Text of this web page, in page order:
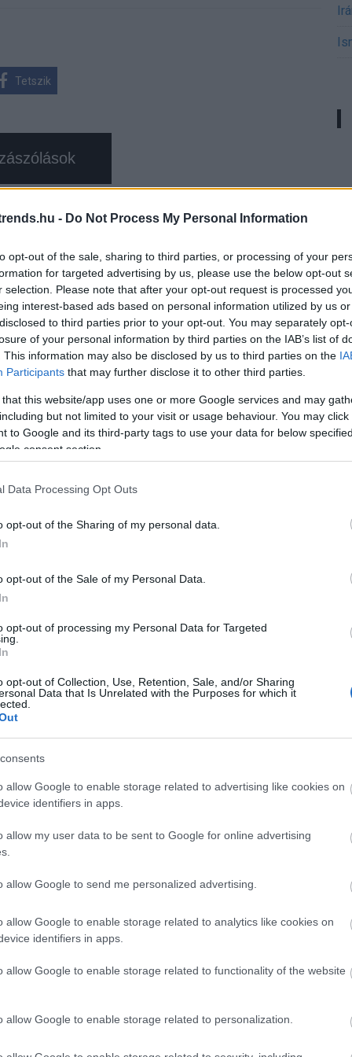
- Do Not Process My Personal Information
opt-out of the sale, sharing to third parties, or processing of your
for targeted advertising by us, please use the below opt-out
selection. Please note that after your opt-out request is processed
interest-based ads based on personal information utilized by us
to third parties prior to your opt-out. You may separately
of your personal information by third parties on the IAB’s list of
This information may also be disclosed by us to third parties on the
Participants that may further disclose it to other third parties.
that this website/app uses one or more Google services and may
but not limited to your visit or usage behaviour. You may
to Google and its third-party tags to use your data for below
consent section.
Data Processing Opt Outs
opt-out of the Sharing of my personal data.
opt-out of the Sale of my Personal Data.
opt-out of processing my Personal Data for Targeted
opt-out of Collection, Use, Retention, Sale, and/or Sharing
Data that Is Unrelated with the Purposes for which it
allow Google to enable storage related to advertising like cookies on
identifiers in apps.
allow my user data to be sent to Google for online advertising
allow Google to send me personalized advertising.
allow Google to enable storage related to analytics like cookies on
identifiers in apps.
allow Google to enable storage related to functionality of the website
allow Google to enable storage related to personalization.
Tetszik
frissíti
berendezések értékesítésére
átláthatóságot és tiszta versenyt biztosít,
szempontjából kedvező módszer.
vásárlások során rendelt árukat a már bevált
SOLOMON) márkájú, hűtős kisteherautókkal
helyét pedig ugyanilyen, de vadonatúj kisteherautók
járműveit - a vállalat környezettudatosságra és
- online aukcióra bocsátják, hiszen más
Az árverezés oka az áruházlánc számára előírt,
csere.
megtalálható járművek mintegy fele ThermoKing
V-300 max, ThermoKing V300-50 vagy
lévő kisteherautókra licitálhatnak majd az
található 13 jármű került fel az aukciós
az árverés résztvevői.
65.000 euró, mindegyik gépjármű induló ára 5000
km közt változik, a járművekért így erős verseny
pár évig használhatják, mielőtt végleg leselejteznék
lehetőség, eszközszemle előzi meg,
egy egyszerű regisztráció után könnyen
aukciós portálon.
az Intergavel Aukciószervező Szolgáltató Kft.,
kiskereskedelmi lánc részére az első árverést
a 85. aukció az együttműködés történetében. A
értékesítésére kiválóan bevált ez az
a megbízó, mind a vevők szempontjából kedvező